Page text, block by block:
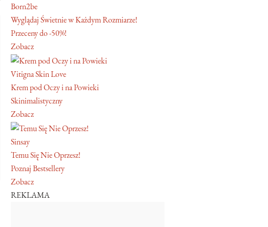
Born2be
Wyglądaj Świetnie w Każdym Rozmiarze!
Przeceny do -50%!
Zobacz
Vitigna Skin Love
Krem pod Oczy i na Powieki
Skinimalistyczny
Zobacz
Sinsay
Temu Się Nie Oprzesz!
Poznaj Bestsellery
Zobacz
REKLAMA